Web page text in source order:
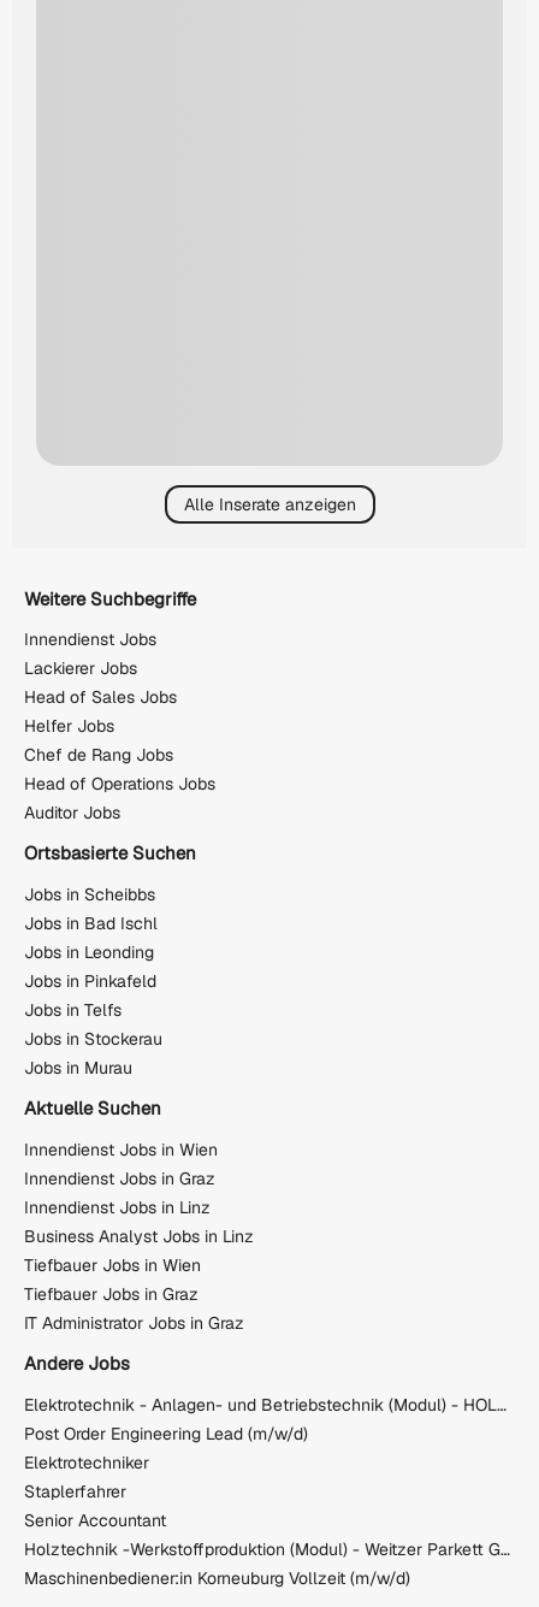
Alle Inserate anzeigen
Weitere Suchbegriffe
Innendienst Jobs
Lackierer Jobs
Head of Sales Jobs
Helfer Jobs
Chef de Rang Jobs
Head of Operations Jobs
Auditor Jobs
Ortsbasierte Suchen
Jobs in Scheibbs
Jobs in Bad Ischl
Jobs in Leonding
Jobs in Pinkafeld
Jobs in Telfs
Jobs in Stockerau
Jobs in Murau
Aktuelle Suchen
Innendienst Jobs in Wien
Innendienst Jobs in Graz
Innendienst Jobs in Linz
Business Analyst Jobs in Linz
Tiefbauer Jobs in Wien
Tiefbauer Jobs in Graz
IT Administrator Jobs in Graz
Andere Jobs
Elektrotechnik - Anlagen- und Betriebstechnik (Modul) - HOLZ-HER Maschinenbau GmbH
Post Order Engineering Lead (m/w/d)
Elektrotechniker
Staplerfahrer
Senior Accountant
Holztechnik -Werkstoffproduktion (Modul) - Weitzer Parkett GmbH & Co KG
Maschinenbediener:in Korneuburg Vollzeit (m/w/d)